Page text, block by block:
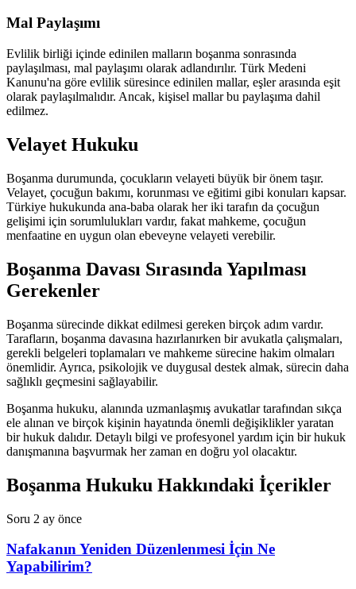
Mal Paylaşımı
Evlilik birliği içinde edinilen malların boşanma sonrasında
paylaşılması, mal paylaşımı olarak adlandırılır. Türk Medeni
Kanunu'na göre evlilik süresince edinilen mallar, eşler arasında eşit
olarak paylaşılmalıdır. Ancak, kişisel mallar bu paylaşıma dahil
edilmez.
Velayet Hukuku
Boşanma durumunda, çocukların velayeti büyük bir önem taşır.
Velayet, çocuğun bakımı, korunması ve eğitimi gibi konuları kapsar.
Türkiye hukukunda ana-baba olarak her iki tarafın da çocuğun
gelişimi için sorumlulukları vardır, fakat mahkeme, çocuğun
menfaatine en uygun olan ebeveyne velayeti verebilir.
Boşanma Davası Sırasında Yapılması
Gerekenler
Boşanma sürecinde dikkat edilmesi gereken birçok adım vardır.
Tarafların, boşanma davasına hazırlanırken bir avukatla çalışmaları,
gerekli belgeleri toplamaları ve mahkeme sürecine hakim olmaları
önemlidir. Ayrıca, psikolojik ve duygusal destek almak, sürecin daha
sağlıklı geçmesini sağlayabilir.
Boşanma hukuku, alanında uzmanlaşmış avukatlar tarafından sıkça
ele alınan ve birçok kişinin hayatında önemli değişiklikler yaratan
bir hukuk dalıdır. Detaylı bilgi ve profesyonel yardım için bir hukuk
danışmanına başvurmak her zaman en doğru yol olacaktır.
Boşanma Hukuku Hakkındaki İçerikler
Soru 2 ay önce
Nafakanın Yeniden Düzenlenmesi İçin Ne
Yapabilirim?